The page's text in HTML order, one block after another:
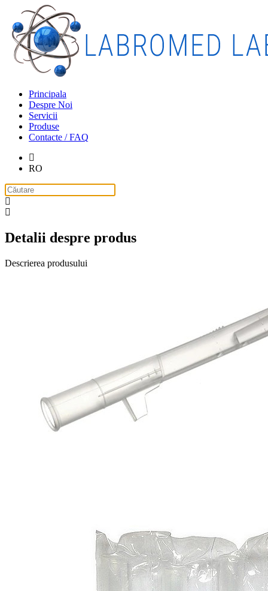
Principala
Despre Noi
Servicii
Produse
Contacte / FAQ
RO
Detalii despre produs
Descrierea produsului